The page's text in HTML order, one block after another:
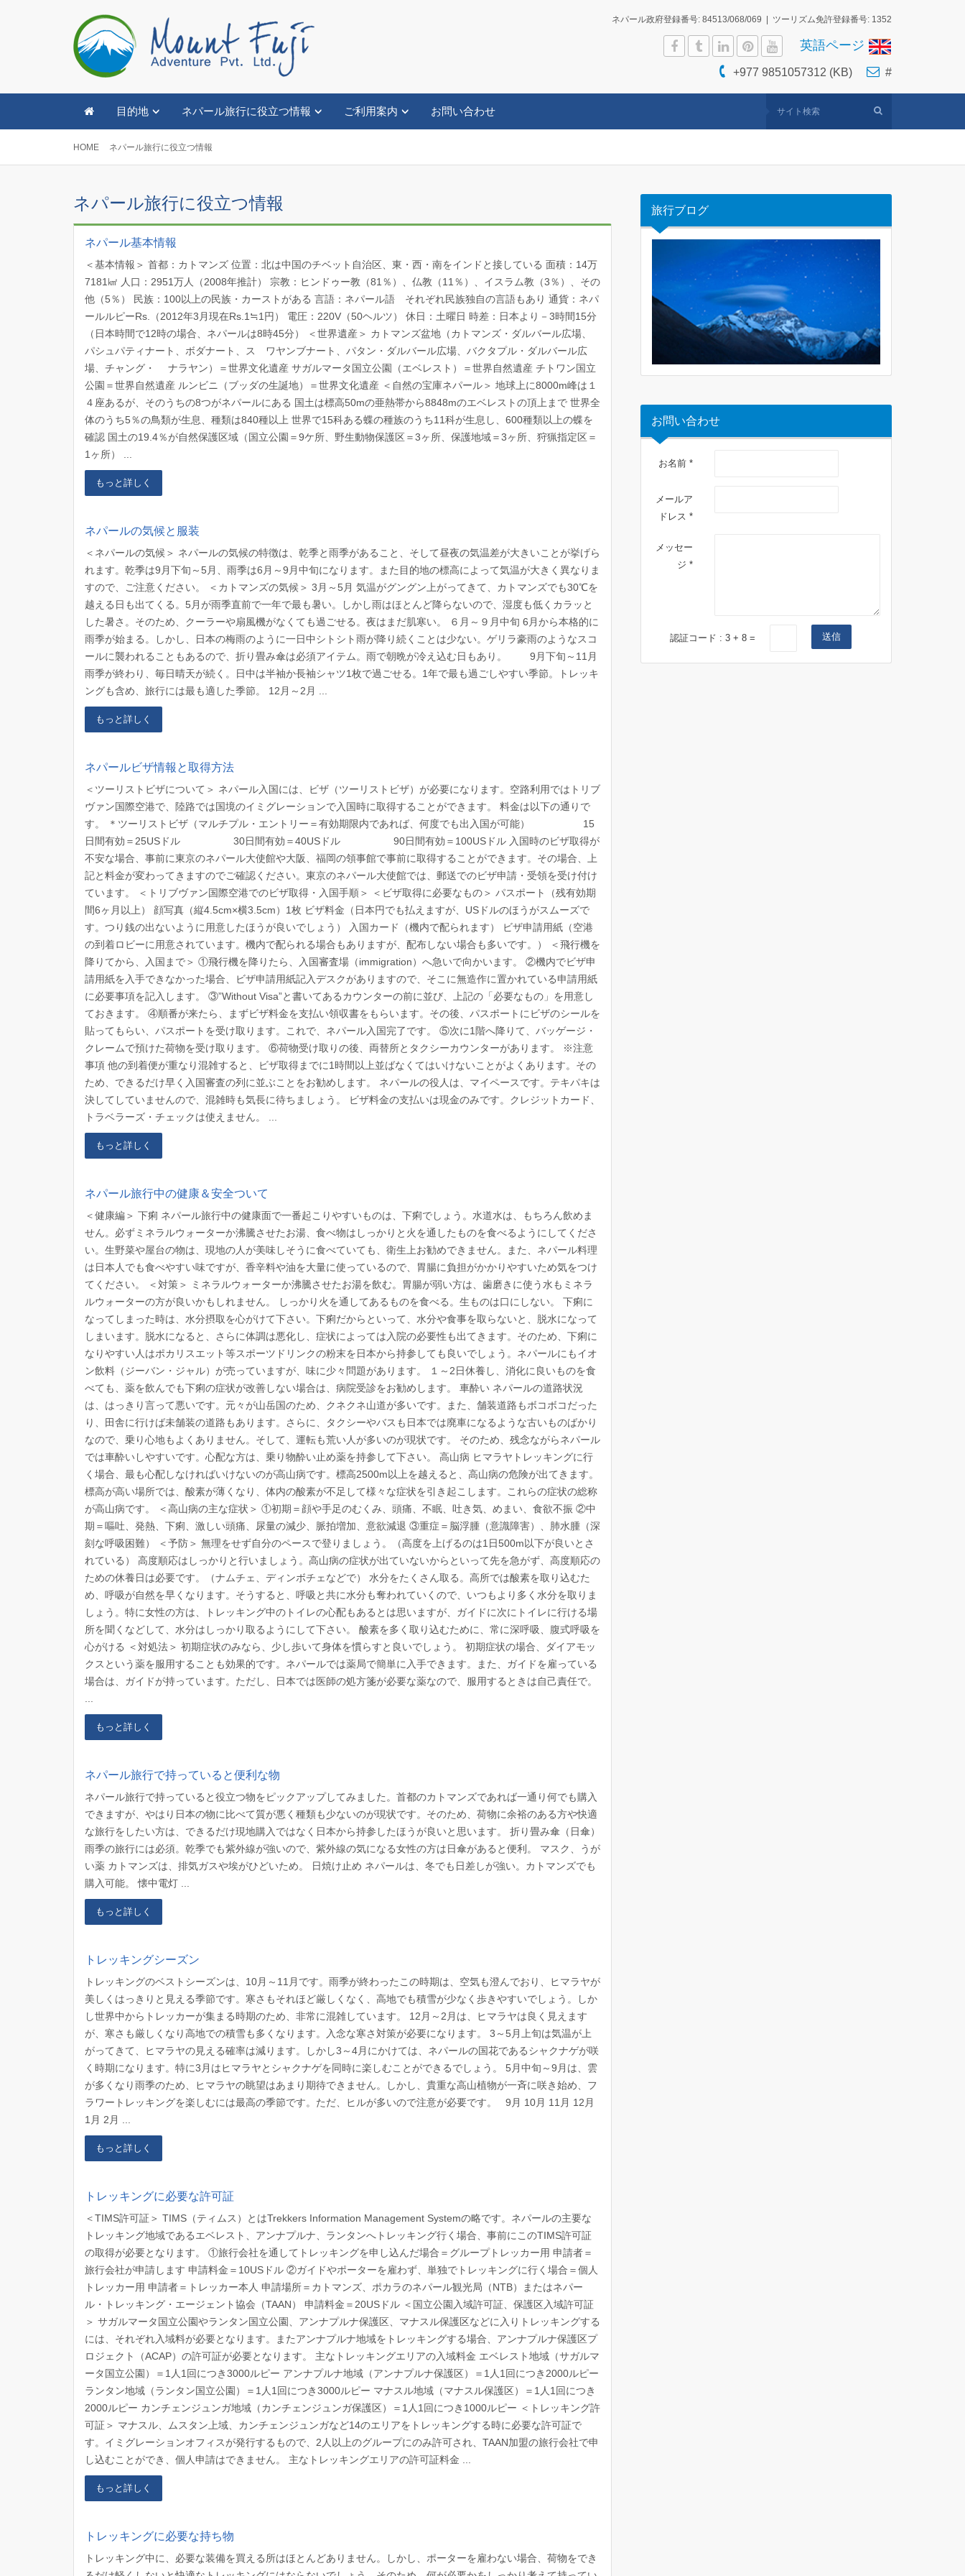
ネパール政府登録番号: 84513/068/069 | ツーリズム免許登録番号: 1352
英語ページ
+977 9851057312 (KB) #
目的地 ネパール旅行に役立つ情報 ご利用案内 お問い合わせ
HOME ネパール旅行に役立つ情報
ネパール旅行に役立つ情報
ネパール基本情報
＜基本情報＞ 首都：カトマンズ 位置：北は中国のチベット自治区、東・西・南をインドと接している 面積：14万
7181㎢ 人口：2951万人（2008年推計） 宗教：ヒンドゥー教（81％）、仏教（11％）、イスラム教（3％）、その
他（5％） 民族：100以上の民族・カーストがある 言語：ネパール語 それぞれ民族独自の言語もあり 通貨：ネパ
ールルピーRs.（2012年3月現在Rs.1≒1円） 電圧：220V（50ヘルツ） 休日：土曜日 時差：日本より－3時間15分
（日本時間で12時の場合、ネパールは8時45分） ＜世界遺産＞ カトマンズ盆地（カトマンズ・ダルバール広場、
パシュパティナート、ボダナート、ス ワヤンブナート、パタン・ダルバール広場、バクタプル・ダルバール広
場、チャング・ ナラヤン）＝世界文化遺産 サガルマータ国立公園（エベレスト）＝世界自然遺産 チトワン国立
公園＝世界自然遺産 ルンビニ（ブッダの生誕地）＝世界文化遺産 ＜自然の宝庫ネパール＞ 地球上に8000m峰は１
４座あるが、そのうちの8つがネパールにある 国土は標高50mの亜熱帯から8848mのエベレストの頂上まで 世界全
体のうち5％の鳥類が生息、種類は840種以上 世界で15科ある蝶の種族のうち11科が生息し、600種類以上の蝶を
確認 国土の19.4％が自然保護区域（国立公園＝9ケ所、野生動物保護区＝3ヶ所、保護地域＝3ヶ所、狩猟指定区＝
1ヶ所） ...
もっと詳しく
ネパールの気候と服装
＜ネパールの気候＞ ネパールの気候の特徴は、乾季と雨季があること、そして昼夜の気温差が大きいことが挙げら
れます。乾季は9月下旬～5月、雨季は6月～9月中旬になります。また目的地の標高によって気温が大きく異なりま
すので、ご注意ください。 ＜カトマンズの気候＞ 3月～5月 気温がグングン上がってきて、カトマンズでも30℃を
越える日も出てくる。5月が雨季直前で一年で最も暑い。しかし雨はほとんど降らないので、湿度も低くカラッと
した暑さ。そのため、クーラーや扇風機がなくても過ごせる。夜はまだ肌寒い。 ６月～９月中旬 6月から本格的に
雨季が始まる。しかし、日本の梅雨のように一日中シトシト雨が降り続くことは少ない。ゲリラ豪雨のようなスコ
ールに襲われることもあるので、折り畳み傘は必須アイテム。雨で朝晩が冷え込む日もあり。 9月下旬～11月
雨季が終わり、毎日晴天が続く。日中は半袖か長袖シャツ1枚で過ごせる。1年で最も過ごしやすい季節。トレッキ
ングも含め、旅行には最も適した季節。 12月～2月 ...
もっと詳しく
ネパールビザ情報と取得方法
＜ツーリストビザについて＞ ネパール入国には、ビザ（ツーリストビザ）が必要になります。空路利用ではトリブ
ヴァン国際空港で、陸路では国境のイミグレーションで入国時に取得することができます。 料金は以下の通りで
す。 ＊ツーリストビザ（マルチプル・エントリー＝有効期限内であれば、何度でも出入国が可能） 15
日間有効＝25USドル 30日間有効＝40USドル 90日間有効＝100USドル 入国時のビザ取得が
不安な場合、事前に東京のネパール大使館や大阪、福岡の領事館で事前に取得することができます。その場合、上
記と料金が変わってきますのでご確認ください。東京のネパール大使館では、郵送でのビザ申請・受領を受け付け
ています。 ＜トリブヴァン国際空港でのビザ取得・入国手順＞ ＜ビザ取得に必要なもの＞ パスポート（残有効期
間6ヶ月以上） 顔写真（縦4.5cm×横3.5cm）1枚 ビザ料金（日本円でも払えますが、USドルのほうがスムーズで
す。つり銭の出ないように用意したほうが良いでしょう） 入国カード（機内で配られます） ビザ申請用紙（空港
の到着ロビーに用意されています。機内で配られる場合もありますが、配布しない場合も多いです。） ＜飛行機を
降りてから、入国まで＞ ①飛行機を降りたら、入国審査場（immigration）へ急いで向かいます。 ②機内でビザ申
請用紙を入手できなかった場合、ビザ申請用紙記入デスクがありますので、そこに無造作に置かれている申請用紙
に必要事項を記入します。 ③”Without Visa”と書いてあるカウンターの前に並び、上記の「必要なもの」を用意し
ておきます。 ④順番が来たら、まずビザ料金を支払い領収書をもらいます。その後、パスポートにビザのシールを
貼ってもらい、パスポートを受け取ります。これで、ネパール入国完了です。 ⑤次に1階へ降りて、バッゲージ・
クレームで預けた荷物を受け取ります。 ⑥荷物受け取りの後、両替所とタクシーカウンターがあります。 ※注意
事項 他の到着便が重なり混雑すると、ビザ取得までに1時間以上並ばなくてはいけないことがよくあります。その
ため、できるだけ早く入国審査の列に並ぶことをお勧めします。 ネパールの役人は、マイペースです。テキパキは
決してしていませんので、混雑時も気長に待ちましょう。 ビザ料金の支払いは現金のみです。クレジットカード、
トラベラーズ・チェックは使えません。 ...
もっと詳しく
ネパール旅行中の健康＆安全ついて
＜健康編＞ 下痢 ネパール旅行中の健康面で一番起こりやすいものは、下痢でしょう。水道水は、もちろん飲めま
せん。必ずミネラルウォーターか沸騰させたお湯、食べ物はしっかりと火を通したものを食べるようにしてくださ
い。生野菜や屋台の物は、現地の人が美味しそうに食べていても、衛生上お勧めできません。また、ネパール料理
は日本人でも食べやすい味ですが、香辛料や油を大量に使っているので、胃腸に負担がかかりやすいため気をつけ
てください。 ＜対策＞ ミネラルウォーターか沸騰させたお湯を飲む。胃腸が弱い方は、歯磨きに使う水もミネラ
ルウォーターの方が良いかもしれません。 しっかり火を通してあるものを食べる。生ものは口にしない。 下痢に
なってしまった時は、水分摂取を心がけて下さい。下痢だからといって、水分や食事を取らないと、脱水になって
しまいます。脱水になると、さらに体調は悪化し、症状によっては入院の必要性も出てきます。そのため、下痢に
なりやすい人はポカリスエット等スポーツドリンクの粉末を日本から持参しても良いでしょう。ネパールにもイオ
ン飲料（ジーバン・ジャル）が売っていますが、味に少々問題があります。 １～2日休養し、消化に良いものを食
べても、薬を飲んでも下痢の症状が改善しない場合は、病院受診をお勧めします。 車酔い ネパールの道路状況
は、はっきり言って悪いです。元々が山岳国のため、クネクネ山道が多いです。また、舗装道路もボコボコだった
り、田舎に行けば未舗装の道路もあります。さらに、タクシーやバスも日本では廃車になるような古いものばかり
なので、乗り心地もよくありません。そして、運転も荒い人が多いのが現状です。 そのため、残念ながらネパール
では車酔いしやすいです。心配な方は、乗り物酔い止め薬を持参して下さい。 高山病 ヒマラヤトレッキングに行
く場合、最も心配しなければいけないのが高山病です。標高2500m以上を越えると、高山病の危険が出てきます。
標高が高い場所では、酸素が薄くなり、体内の酸素が不足して様々な症状を引き起こします。これらの症状の総称
が高山病です。 ＜高山病の主な症状＞ ①初期＝顔や手足のむくみ、頭痛、不眠、吐き気、めまい、食欲不振 ②中
期＝嘔吐、発熱、下痢、激しい頭痛、尿量の減少、脈拍増加、意欲減退 ③重症＝脳浮腫（意識障害）、肺水腫（深
刻な呼吸困難） ＜予防＞ 無理をせず自分のペースで登りましょう。（高度を上げるのは1日500m以下が良いとさ
れている） 高度順応はしっかりと行いましょう。高山病の症状が出ていないからといって先を急がず、高度順応の
ための休養日は必要です。（ナムチェ、ディンボチェなどで） 水分をたくさん取る。高所では酸素を取り込むた
め、呼吸が自然を早くなります。そうすると、呼吸と共に水分も奪われていくので、いつもより多く水分を取りま
しょう。特に女性の方は、トレッキング中のトイレの心配もあるとは思いますが、ガイドに次にトイレに行ける場
所を聞くなどして、水分はしっかり取るようにして下さい。 酸素を多く取り込むために、常に深呼吸、腹式呼吸を
心がける ＜対処法＞ 初期症状のみなら、少し歩いて身体を慣らすと良いでしょう。 初期症状の場合、ダイアモッ
クスという薬を服用することも効果的です。ネパールでは薬局で簡単に入手できます。また、ガイドを雇っている
場合は、ガイドが持っています。ただし、日本では医師の処方箋が必要な薬なので、服用するときは自己責任で。
もっと詳しく
ネパール旅行で持っていると便利な物
ネパール旅行で持っていると役立つ物をピックアップしてみました。首都のカトマンズであれば一通り何でも購入
できますが、やはり日本の物に比べて質が悪く種類も少ないのが現状です。そのため、荷物に余裕のある方や快適
な旅行をしたい方は、できるだけ現地購入ではなく日本から持参したほうが良いと思います。 折り畳み傘（日傘）
雨季の旅行には必須。乾季でも紫外線が強いので、紫外線の気になる女性の方は日傘があると便利。 マスク、うが
い薬 カトマンズは、排気ガスや埃がひどいため。 日焼け止め ネパールは、冬でも日差しが強い。カトマンズでも
購入可能。 懐中電灯 ...
もっと詳しく
トレッキングシーズン
トレッキングのベストシーズンは、10月～11月です。雨季が終わったこの時期は、空気も澄んでおり、ヒマラヤが
美しくはっきりと見える季節です。寒さもそれほど厳しくなく、高地でも積雪が少なく歩きやすいでしょう。しか
し世界中からトレッカーが集まる時期のため、非常に混雑しています。 12月～2月は、ヒマラヤは良く見えます
が、寒さも厳しくなり高地での積雪も多くなります。入念な寒さ対策が必要になります。 3～5月上旬は気温が上
がってきて、ヒマラヤの見える確率は減ります。しかし3～4月にかけては、ネパールの国花であるシャクナゲが咲
く時期になります。特に3月はヒマラヤとシャクナゲを同時に楽しむことができるでしょう。 5月中旬～9月は、雲
が多くなり雨季のため、ヒマラヤの眺望はあまり期待できません。しかし、貴重な高山植物が一斉に咲き始め、フ
ラワートレッキングを楽しむには最高の季節です。ただ、ヒルが多いので注意が必要です。 9月 10月 11月 12月
1月 2月 ...
もっと詳しく
トレッキングに必要な許可証
＜TIMS許可証＞ TIMS（ティムス）とはTrekkers Information Management Systemの略です。ネパールの主要な
トレッキング地域であるエベレスト、アンナプルナ、ランタンへトレッキング行く場合、事前にこのTIMS許可証
の取得が必要となります。 ①旅行会社を通してトレッキングを申し込んだ場合＝グループトレッカー用 申請者＝
旅行会社が申請します 申請料金＝10USドル ②ガイドやポーターを雇わず、単独でトレッキングに行く場合＝個人
トレッカー用 申請者＝トレッカー本人 申請場所＝カトマンズ、ポカラのネパール観光局（NTB）またはネパー
ル・トレッキング・エージェント協会（TAAN） 申請料金＝20USドル ＜国立公園入域許可証、保護区入域許可証
＞ サガルマータ国立公園やランタン国立公園、アンナプルナ保護区、マナスル保護区などに入りトレッキングする
には、それぞれ入域料が必要となります。またアンナプルナ地域をトレッキングする場合、アンナプルナ保護区プ
ロジェクト（ACAP）の許可証が必要となります。 主なトレッキングエリアの入域料金 エベレスト地域（サガルマ
ータ国立公園）＝1人1回につき3000ルピー アンナプルナ地域（アンナプルナ保護区）＝1人1回につき2000ルピー
ランタン地域（ランタン国立公園）＝1人1回につき3000ルピー マナスル地域（マナスル保護区）＝1人1回につき
2000ルピー カンチェンジュンガ地域（カンチェンジュンガ保護区）＝1人1回につき1000ルピー ＜トレッキング許
可証＞ マナスル、ムスタン上域、カンチェンジュンガなど14のエリアをトレッキングする時に必要な許可証で
す。イミグレーションオフィスが発行するもので、2人以上のグループにのみ許可され、TAAN加盟の旅行会社で申
し込むことができ、個人申請はできません。 主なトレッキングエリアの許可証料金 ...
もっと詳しく
トレッキングに必要な持ち物
トレッキング中に、必要な装備を買える所はほとんどありません。しかし、ポーターを雇わない場合、荷物をでき
旅行ブログ
お問い合わせ
お名前 *
メールア
ドレス *
メッセー
ジ *
認証コード : 3 + 8 = 送信